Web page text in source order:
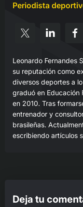
Periodista
Leonardo Fernandes
su reputación como
diversos deportes a
graduó en Educación
en 2010. Tras
entrenador y
brasileñas.
escribiendo artículos
Deja tu